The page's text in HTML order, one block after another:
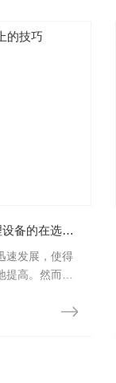
四川一体化污水处理设备的在选购上的技巧
速发展，使得
高。然而，
污水，就要采